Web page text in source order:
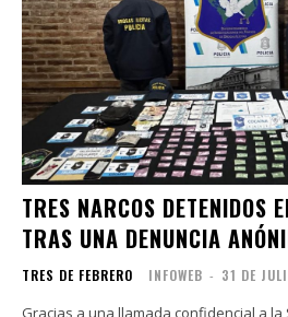
TRES NARCOS DETENIDOS
TRAS UNA DENUNCIA
TRES DE FEBRERO INFOWEB - 31 DE
Gracias a una llamada confidencial a